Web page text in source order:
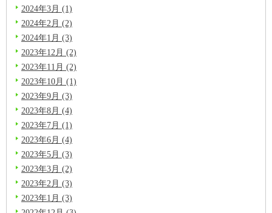
2024年3月 (1)
2024年2月 (2)
2024年1月 (3)
2023年12月 (2)
2023年11月 (2)
2023年10月 (1)
2023年9月 (3)
2023年8月 (4)
2023年7月 (1)
2023年6月 (4)
2023年5月 (3)
2023年3月 (2)
2023年2月 (3)
2023年1月 (3)